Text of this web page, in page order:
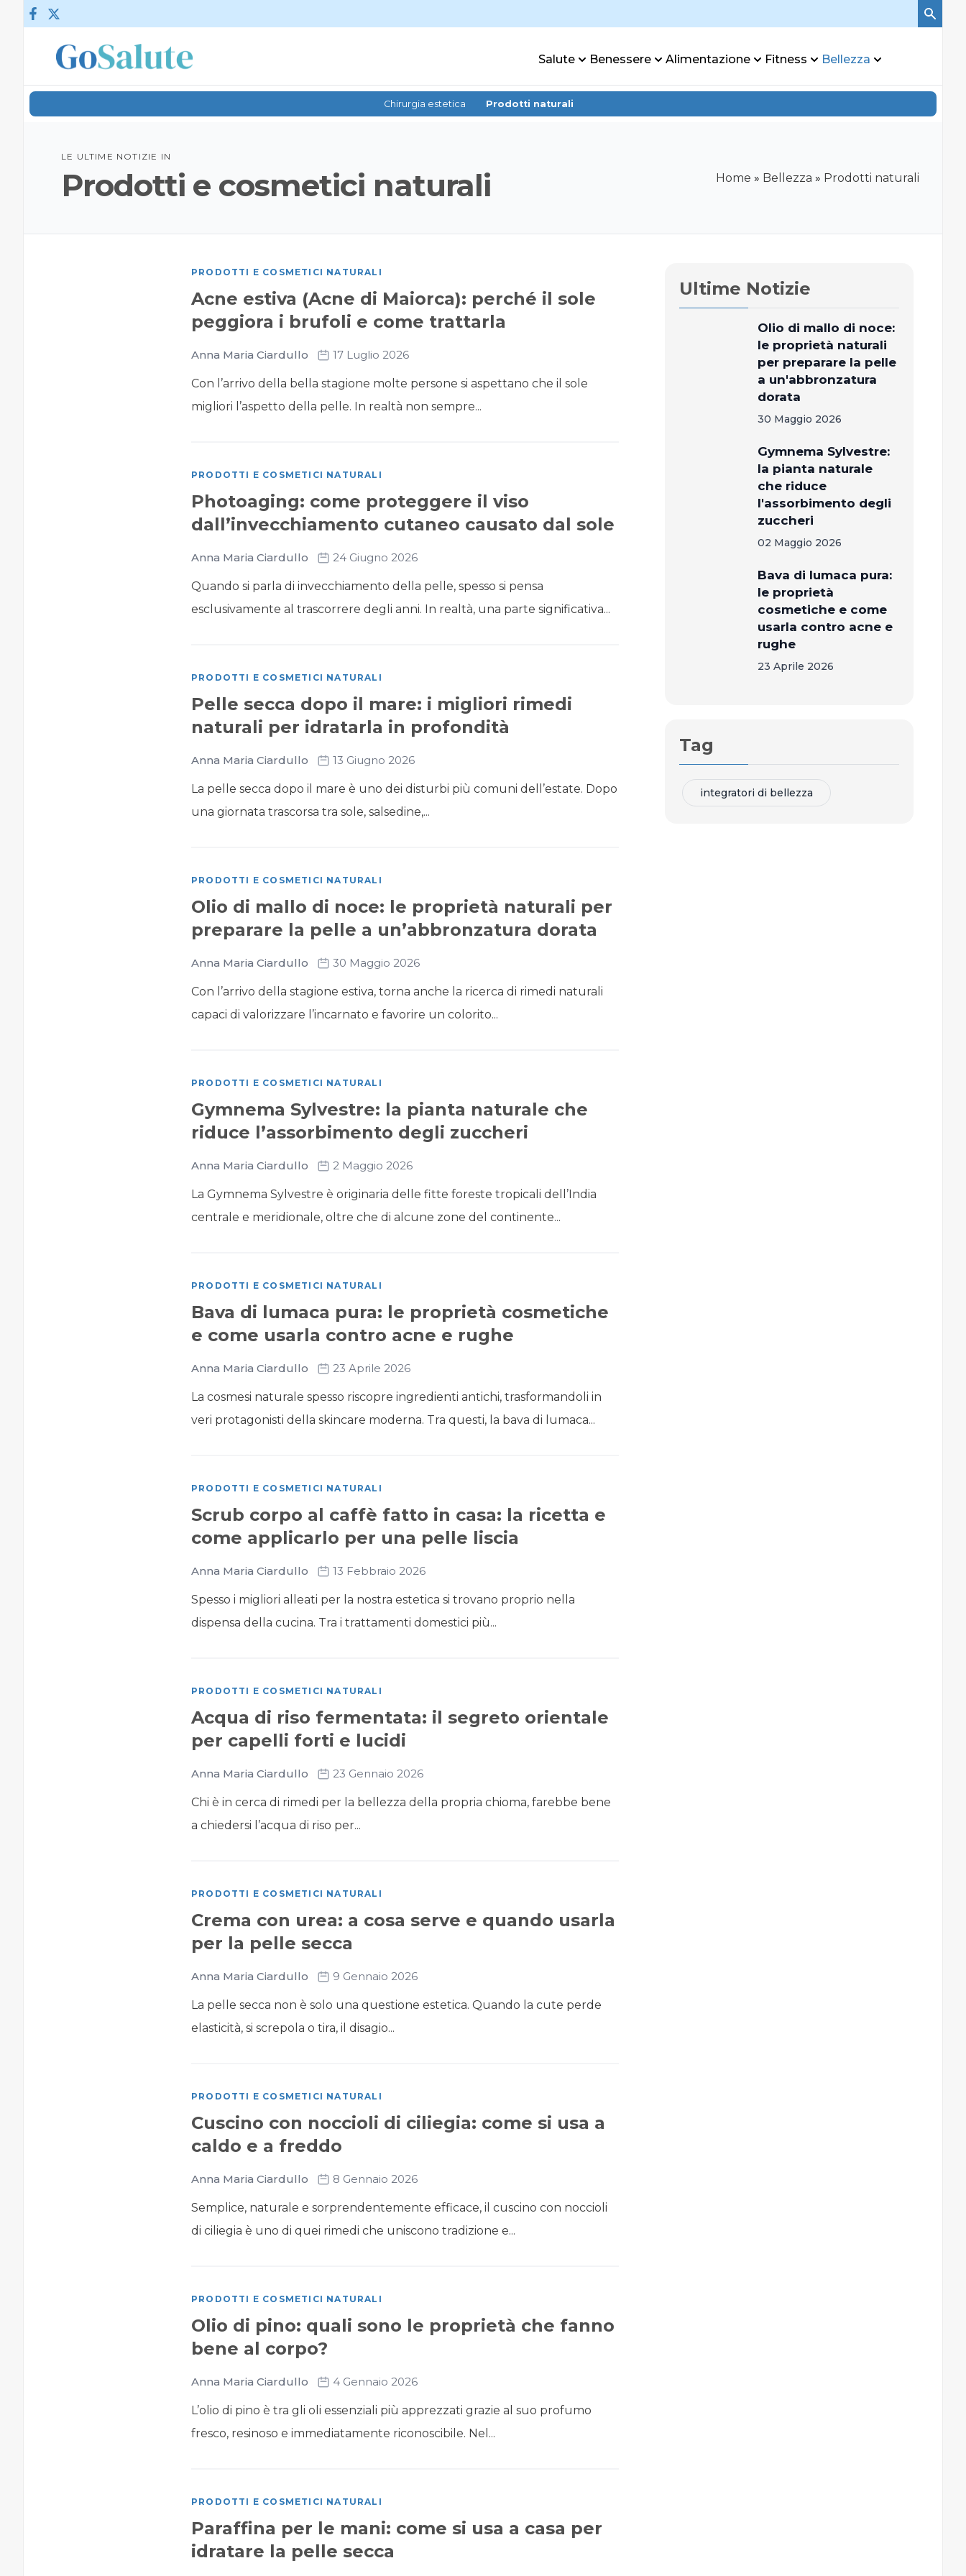
Vai al contenuto
Salute Benessere Alimentazione Fitness Bellezza
Chirurgia estetica Prodotti naturali
LE ULTIME NOTIZIE IN
Prodotti e cosmetici naturali Home » Bellezza » Prodotti naturali
PRODOTTI E COSMETICI NATURALI
Acne estiva (Acne di Maiorca): perché il sole
peggiora i brufoli e come trattarla
Anna Maria Ciardullo 17 Luglio 2026
Con l’arrivo della bella stagione molte persone si aspettano che il sole
migliori l’aspetto della pelle. In realtà non sempre...
PRODOTTI E COSMETICI NATURALI
Photoaging: come proteggere il viso
dall’invecchiamento cutaneo causato dal sole
Anna Maria Ciardullo 24 Giugno 2026
Quando si parla di invecchiamento della pelle, spesso si pensa
esclusivamente al trascorrere degli anni. In realtà, una parte significativa...
PRODOTTI E COSMETICI NATURALI
Pelle secca dopo il mare: i migliori rimedi
naturali per idratarla in profondità
Anna Maria Ciardullo 13 Giugno 2026
La pelle secca dopo il mare è uno dei disturbi più comuni dell’estate. Dopo
una giornata trascorsa tra sole, salsedine,...
PRODOTTI E COSMETICI NATURALI
Olio di mallo di noce: le proprietà naturali per
preparare la pelle a un’abbronzatura dorata
Anna Maria Ciardullo 30 Maggio 2026
Con l’arrivo della stagione estiva, torna anche la ricerca di rimedi naturali
capaci di valorizzare l’incarnato e favorire un colorito...
PRODOTTI E COSMETICI NATURALI
Gymnema Sylvestre: la pianta naturale che
riduce l’assorbimento degli zuccheri
Anna Maria Ciardullo 2 Maggio 2026
La Gymnema Sylvestre è originaria delle fitte foreste tropicali dell’India
centrale e meridionale, oltre che di alcune zone del continente...
PRODOTTI E COSMETICI NATURALI
Bava di lumaca pura: le proprietà cosmetiche
e come usarla contro acne e rughe
Anna Maria Ciardullo 23 Aprile 2026
La cosmesi naturale spesso riscopre ingredienti antichi, trasformandoli in
veri protagonisti della skincare moderna. Tra questi, la bava di lumaca...
PRODOTTI E COSMETICI NATURALI
Scrub corpo al caffè fatto in casa: la ricetta e
come applicarlo per una pelle liscia
Anna Maria Ciardullo 13 Febbraio 2026
Spesso i migliori alleati per la nostra estetica si trovano proprio nella
dispensa della cucina. Tra i trattamenti domestici più...
PRODOTTI E COSMETICI NATURALI
Acqua di riso fermentata: il segreto orientale
per capelli forti e lucidi
Anna Maria Ciardullo 23 Gennaio 2026
Chi è in cerca di rimedi per la bellezza della propria chioma, farebbe bene
a chiedersi l’acqua di riso per...
PRODOTTI E COSMETICI NATURALI
Crema con urea: a cosa serve e quando usarla
per la pelle secca
Anna Maria Ciardullo 9 Gennaio 2026
La pelle secca non è solo una questione estetica. Quando la cute perde
elasticità, si screpola o tira, il disagio...
PRODOTTI E COSMETICI NATURALI
Cuscino con noccioli di ciliegia: come si usa a
caldo e a freddo
Anna Maria Ciardullo 8 Gennaio 2026
Semplice, naturale e sorprendentemente efficace, il cuscino con noccioli
di ciliegia è uno di quei rimedi che uniscono tradizione e...
PRODOTTI E COSMETICI NATURALI
Olio di pino: quali sono le proprietà che fanno
bene al corpo?
Anna Maria Ciardullo 4 Gennaio 2026
L’olio di pino è tra gli oli essenziali più apprezzati grazie al suo profumo
fresco, resinoso e immediatamente riconoscibile. Nel...
PRODOTTI E COSMETICI NATURALI
Paraffina per le mani: come si usa a casa per
idratare la pelle secca
Ultime Notizie
Olio di mallo di noce:
le proprietà naturali
per preparare la pelle
a un'abbronzatura
dorata
30 Maggio 2026
Gymnema Sylvestre:
la pianta naturale
che riduce
l'assorbimento degli
zuccheri
02 Maggio 2026
Bava di lumaca pura:
le proprietà
cosmetiche e come
usarla contro acne e
rughe
23 Aprile 2026
Tag
integratori di bellezza